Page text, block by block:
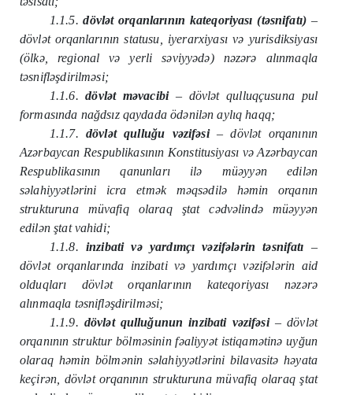
1.1.5.dövlət orqanlarının kateqoriyası (təsnifatı) –
dövlət orqanlarının statusu, iyerarxiyası və yurisdiksiyası
(ölkə, regional və yerli səviyyədə) nəzərə alınmaqla
təsnifləşdirilməsi;
1.1.6.dövlət məvacibi– dövlət qulluqçusuna pul
formasında nağdsız qaydada ödənilən aylıq haqq;
1.1.7. dövlət qulluğu vəzifəsi– dövlət orqanının
Azərbaycan Respublikasının Konstitusiyası və Azərbaycan
Respublikasının qanunları ilə müəyyən edilən
səlahiyyətlərini icra etmək məqsədilə həmin orqanın
strukturuna müvafiq olaraq ştat cədvəlində müəyyən
edilən ştat vahidi;
1.1.8. inzibati və yardımçı vəzifələrin təsnifatı –
dövlət orqanlarında inzibati və yardımçı vəzifələrin aid
olduqları dövlət orqanlarının kateqoriyası nəzərə
alınmaqla təsnifləşdirilməsi;
1.1.9. dövlət qulluğunun inzibati vəzifəsi– dövlət
orqanının struktur bölməsinin fəaliyyət istiqamətinə uyğun
olaraq həmin bölmənin səlahiyyətlərini bilavasitə həyata
keçirən, dövlət orqanının strukturuna müvafiq olaraq ştat